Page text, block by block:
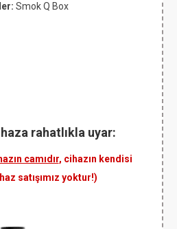
Smok Q Box
rahatlıkla uyar:
camıdır, cihazın kendisi
satışımız yoktur!)